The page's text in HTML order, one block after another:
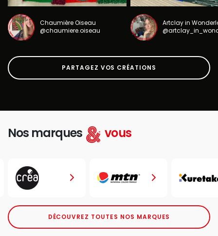
Chaumière Oiseau
@chaumiere.oiseau
Artclay in
PARTAGEZ VOS CRÉATIONS
Nos marques vous
DÉCOUVREZ TOUTES NOS MARQUES